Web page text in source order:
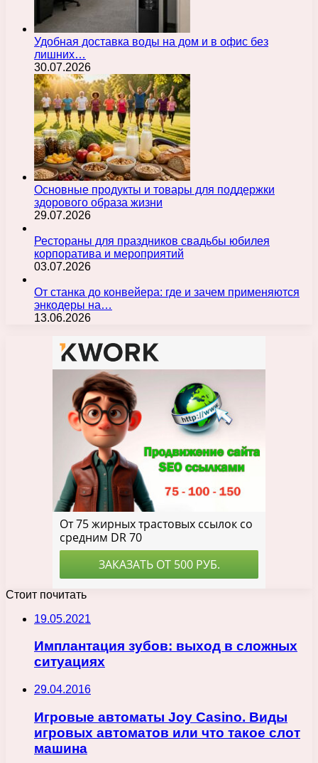
Удобная доставка воды на дом и в офис без
лишних…
30.07.2026
Основные продукты и товары для поддержки
здорового образа жизни
29.07.2026
Рестораны для праздников свадьбы юбилея
корпоратива и мероприятий
03.07.2026
От станка до конвейера: где и зачем применяются
энкодеры на…
13.06.2026
Стоит почитать
19.05.2021
Имплантация зубов: выход в сложных
ситуациях
29.04.2016
Игровые автоматы Joy Casino. Виды
игровых автоматов или что такое слот
машина